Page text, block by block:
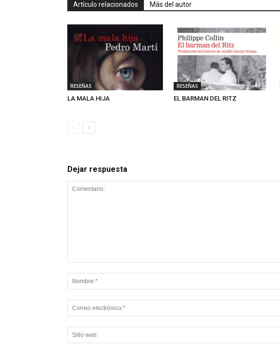
Artículo relacionados Más del autor
RESEÑAS
LA MALA HIJA
RESEÑAS
EL BARMAN DEL RITZ
Dejar respuesta